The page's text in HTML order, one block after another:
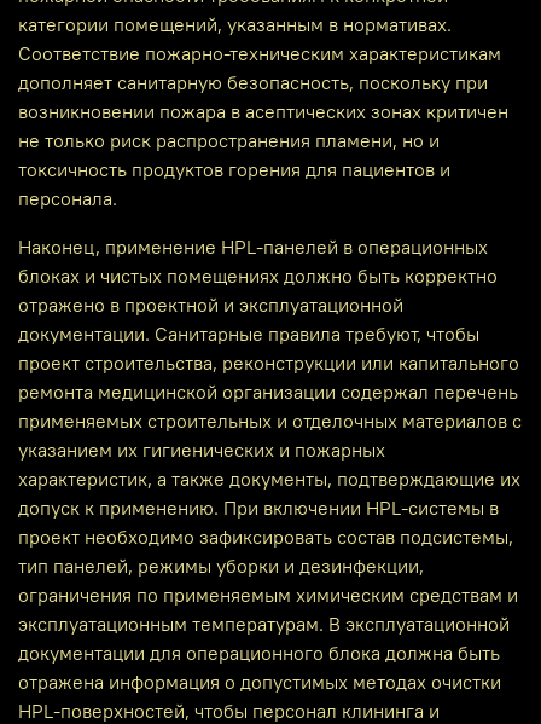
категории помещений, указанным в нормативах.
Соответствие пожарно‑техническим характеристикам
дополняет санитарную безопасность, поскольку при
возникновении пожара в асептических зонах критичен
не только риск распространения пламени, но и
токсичность продуктов горения для пациентов и
персонала.
Наконец, применение HPL-панелей в операционных
блоках и чистых помещениях должно быть корректно
отражено в проектной и эксплуатационной
документации. Санитарные правила требуют, чтобы
проект строительства, реконструкции или капитального
ремонта медицинской организации содержал перечень
применяемых строительных и отделочных материалов с
указанием их гигиенических и пожарных
характеристик, а также документы, подтверждающие их
допуск к применению. При включении HPL‑системы в
проект необходимо зафиксировать состав подсистемы,
тип панелей, режимы уборки и дезинфекции,
ограничения по применяемым химическим средствам и
эксплуатационным температурам. В эксплуатационной
документации для операционного блока должна быть
отражена информация о допустимых методах очистки
HPL‑поверхностей, чтобы персонал клининга и